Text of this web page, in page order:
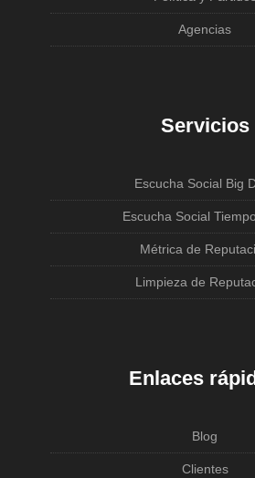
Agencias
Servicios
Escucha Social Big
Escucha Social
Métrica de
Limpieza de
Enlaces
Blog
Clientes